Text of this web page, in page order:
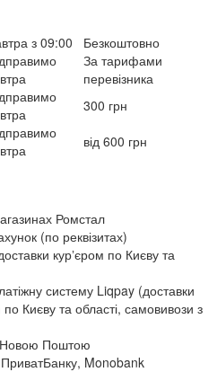
з 09:00
Безкоштовно
За тарифами
перевізника
300 грн
від 600 грн
Ромстал
(по реквізитах)
курʼєром по Києву та
систему Liqpay (доставки
Києву та області, самовивози з
Новою Поштою
Monobank